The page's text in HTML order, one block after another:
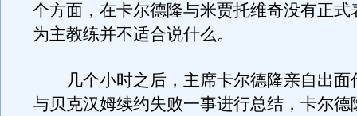
个方面，在卡尔德隆与米贾托维奇没有正式
为主教练并不适合说什么。
几个小时之后，主席卡尔德隆亲自出面
与贝克汉姆续约失败一事进行总结，卡尔德